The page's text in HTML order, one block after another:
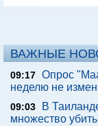
ВАЖНЫЕ
09:17 Опрос
неделю не
09:03
В
множество